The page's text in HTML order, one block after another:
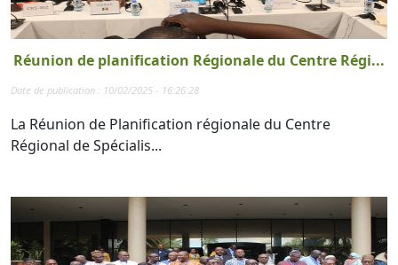
Réunion de planification Régionale du Centre Régi...
Date de publication : 10/02/2025 - 16:26:28
La Réunion de Planification régionale du Centre
Régional de Spécialis...